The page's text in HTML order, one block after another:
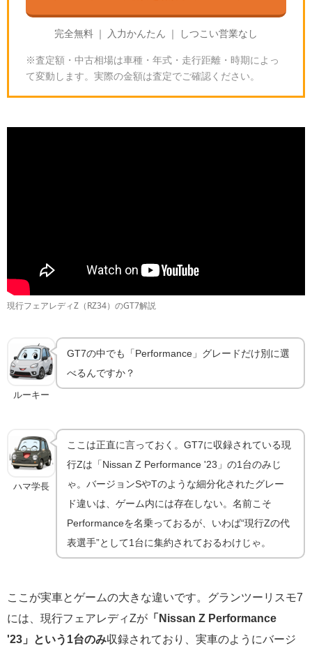
完全無料 ｜ 入力かんたん ｜ しつこい営業なし
※査定額・中古相場は車種・年式・走行距離・時期によっ
て変動します。実際の金額は査定でご確認ください。
現行フェアレディZ（RZ34）のGT7解説
ルーキー
GT7の中でも「Performance」グレードだけ別に選
べるんですか？
ハマ学長
ここは正直に言っておく。GT7に収録されている現
行Zは「Nissan Z Performance '23」の1台のみじ
ゃ。バージョンSやTのような細分化されたグレー
ド違いは、ゲーム内には存在しない。名前こそ
Performanceを名乗っておるが、いわば“現行Zの代
表選手”として1台に集約されておるわけじゃ。
ここが実車とゲームの大きな違いです。グランツーリスモ7
には、現行フェアレディZが 「Nissan Z Performance
'23」という1台のみ収録されており、実車のようにバージ